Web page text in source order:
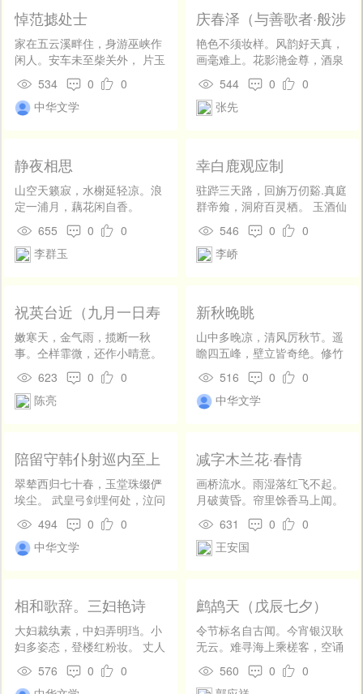
力。智者若树，志存高远。
“鱼与熊掌不可兼得”，要
先“舍”而后“得”，树的智慧在于
的果实，不肯分给鸟兽，那么
它永远不能到达远方去看这世
界。就像壁虎，如果在危急关
因为懂得放弃自己的棱角、舍
弃暂时的光明，才得以于蚌壳
中蜕变为珍珠。智慧的大树懂
禽、走兽们来到了世界各地。
智者若树，懂得舍弃。
“呼山不来，我去就山”，
通，只知愚蠢地一条胡同走到
底。就像许多家长为了让自己
的孩子变优秀，不顾孩子自己
的实际情况，盲目地要求他们
考好分数、读好大学。于是易
中天先生批评道：龙，怪兽
也；器，器材也；材，木材
人。这么说也许过于绝对，但
不可否认的是，只把“好分数好
大学”作为评价孩子的唯一标
准，确实有些病态了。正如奥
斯卡·王尔德所说，成为你自
己，因为别的都有人做了。我
们不必将自己禁锢在一条模仿
的树虽然没有翅膀飞翔，没有
脚奔跑，但它知道变通，同样
到达了世界每一个角落。智者
若树，知道变通。 就连三
毛也曾说：“如果有来生，要做
一棵树。一半在土里安详，一
数不多，却简洁明白，这才可
以知道一点要领，恰有余暇，
便译以饷曾见《饥饿》的读者
们。 十月二日，译者识。 ※ ※
※ 〔1〕本篇连同日本黑田辰男
《关于绥蒙诺夫及其代表作
〈饥饿〉》的译文，最初发表
期。 绥蒙诺夫（C．A．
dImFFTJ，1893—1943），
苏联作家。《饥饿》，日记体
小说，出版于一九二二年。有
张采真译本，一九二八年三月
上海北新书局印行；另有傅东
华译本，载《东方杂志》第二
二五年成立于北京，翌年迁设
上海，曾发行《语丝》、《北
新》、《奔流》等期刊，曾出
长的批评指钱杏邨所写的《饥
饿》一文，载于一九二八年九
月《小说月报》第十九卷第九
悼范摅处士
家在五云溪畔住，身游巫峡作
闲人。安车未至柴关外， 片玉
已藏坟土新。虽有公卿闻姓
字，惜无知己脱风尘。 到头积
善成何事，天地茫茫秋又春。
534 0
0
中华文学
庆春泽（与善歌者·般涉
调）
艳色不须妆样。风韵好天真，
画毫难上。花影滟金尊，酒泉
生浪。镇欲留春，傍花为春
唱。 银塘玉字空旷。冰齿映轻
唇，蕊红新放。声宛转，疑随
544 0
0
张先
静夜相思
山空天籁寂，水榭延轻凉。浪
定一浦月，藕花闲自香。
655
0
0
李群玉
幸白鹿观应制
驻跸三天路，回旃万仞谿.真庭
群帝飨，洞府百灵栖。 玉酒仙
垆酿，金方暗壁题。伫看青鸟
入，还陟紫云梯。
546 0
0
李峤
祝英台近（九月一日寿
俞德载）
嫩寒天，金气雨，揽断一秋
事。仝样霏微，还作小晴意。
世间万宝都成，些儿无欠，只
待与、黄花为地。 好招致。对
此郁郁葱葱，新＿未成醉。翻
中祥瑞。
623 0
0
陈亮
新秋晚眺
山中多晚凉，清风厉秋节。遥
瞻四五峰，壁立皆奇绝。修竹
傍林开，乔松倚岩列。黄菊散
芳丛，清泉凝白雪。对此怀素
心，千里共明月。愿保幽贞
516 0
0
中华文学
陪留守韩仆射巡内至上
阳宫感兴二首
翠辇西归七十春，玉堂珠缀俨
埃尘。 武皇弓剑埋何处，泣问
上阳宫里人。 愁云漠漠草离
离，太乙句陈处处疑。 薄暮毁
垣春雨里，残花犹发万年枝。
494 0
0
中华文学
减字木兰花·春情
画桥流水。雨湿落红飞不起。
月破黄昏。帘里馀香马上闻。
徘徊不语。今夜梦魂何处去。
不似垂杨。犹解飞花入洞房。
631 0
0
王安国
相和歌辞。三妇艳诗
大妇裁纨素，中妇弄明珰。小
妇多姿态，登楼红粉妆。 丈人
且安坐，初日渐流光。
576 0
0
鹧鸪天（戊辰七夕）
令节标名自古闻。今宵银汉耿
无云。难寻海上乘槎客，空诵
河东乞巧文。 罗异果，炷名
熏。纫针捻线漫纷纷。蓬莱底
560 0
0